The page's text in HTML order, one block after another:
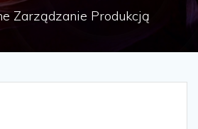
Zarządzanie Produkcją